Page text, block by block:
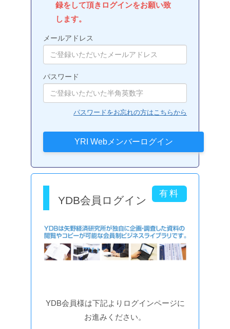
録をして頂きログインをお願い致
します。
メールアドレス
パスワード
パスワードをお忘れの方はこちらから
YDB会員ログイン
YDB会員様は下記よりログインページに
お進みください。